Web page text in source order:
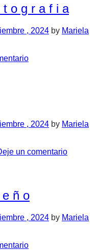
o g r a f i a
, 2024 by Mariela
, 2024 by Mariela
un comentario
ñ o
, 2024 by Mariela